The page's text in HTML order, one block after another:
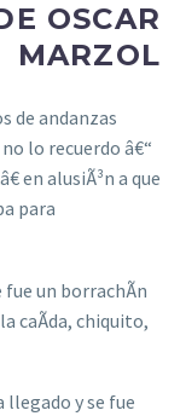
OSCAR
MARZOL
de andanzas
lo recuerdo â€“
en alusiÃ³n a que
para
fue un borrachÃ­n
caÃ­da, chiquito,
llegado y se fue